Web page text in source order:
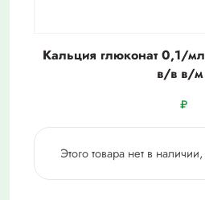
Кальция глюконат 0,1/
в/в в/м
₽
Этого товара нет в